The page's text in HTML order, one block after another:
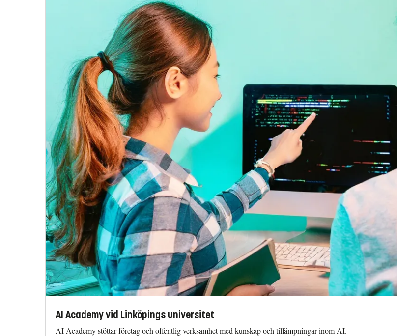
AI Academy vid Linköpings universitet
AI Academy stöttar företag och offentlig verksamhet med kunskap och tillämpningar inom AI.